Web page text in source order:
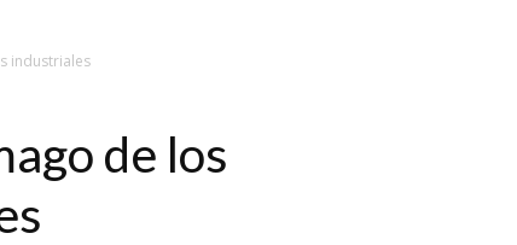
industriales
de los